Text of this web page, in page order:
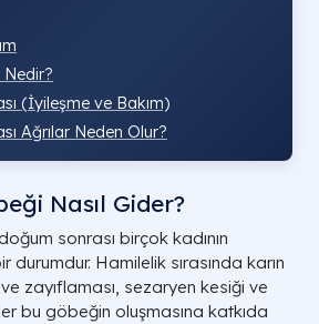
Nedir?
(İyileşme ve Bakım)
Ağrılar Neden Olur?
Nasıl Gider​?
sonrası birçok kadının
durumdur. Hamilelik sırasında karın
zayıflaması, sezaryen kesiği ve
bu göbeğin oluşmasına katkıda